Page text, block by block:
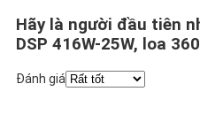
Hãy là người đầu tiên
DSP 416W-25W, loa
Đánh giá